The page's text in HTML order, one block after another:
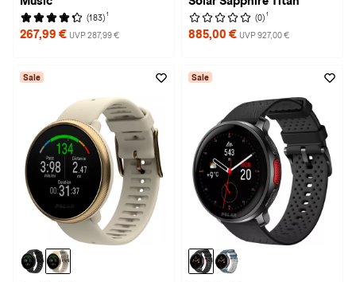
(183) 1
267,99 € UVP 287,99 €
(0) 1
885,00 € UVP 927,00 €
Sale Sale